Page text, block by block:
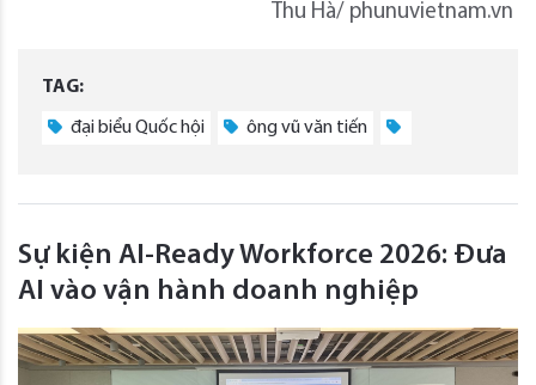
Thu Hà/ phunuvietnam.vn
TAG:
đại biểu Quốc hội ông vũ văn tiến
Sự kiện AI-Ready Workforce 2026: Đưa
AI vào vận hành doanh nghiệp